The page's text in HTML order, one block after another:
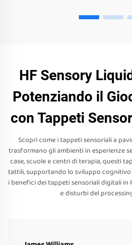
HF Sensory
Potenziando il
con Tappeti
Scopri come i tappeti sensoriali a
trasformano gli ambienti in esperienze
case, scuole e centri di terapia, questi
tattili, supportando lo sviluppo
i benefici dei tappeti sensoriali digitali in
e disturbi del